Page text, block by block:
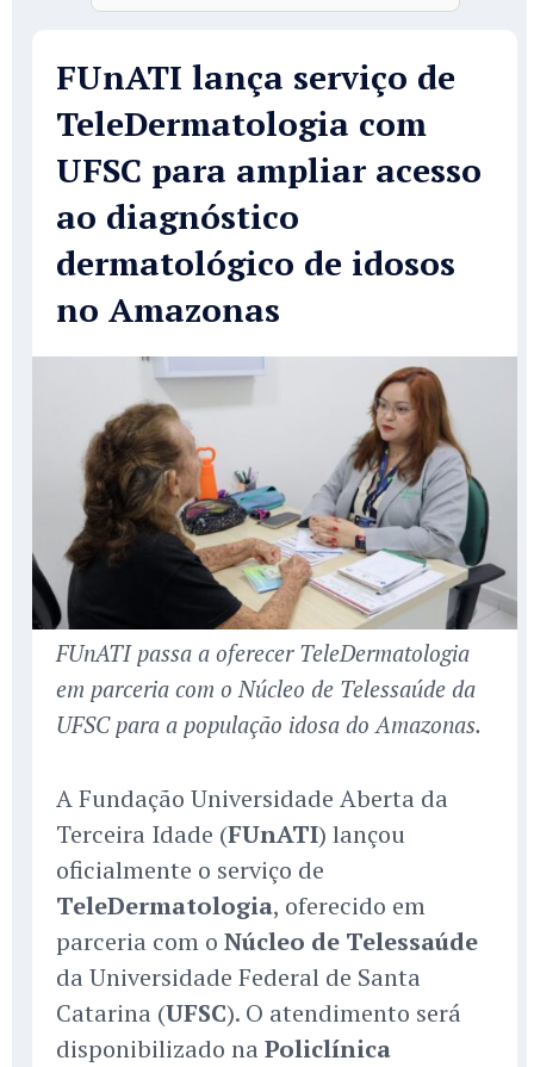
FUnATI lança serviço de
TeleDermatologia com
UFSC para ampliar acesso
ao diagnóstico
dermatológico de idosos
no Amazonas
FUnATI passa a oferecer TeleDermatologia
em parceria com o Núcleo de Telessaúde da
UFSC para a população idosa do Amazonas.
A Fundação Universidade Aberta da
Terceira Idade (FUnATI) lançou
oficialmente o serviço de
TeleDermatologia, oferecido em
parceria com o Núcleo de Telessaúde
da Universidade Federal de Santa
Catarina (UFSC). O atendimento será
disponibilizado na Policlínica